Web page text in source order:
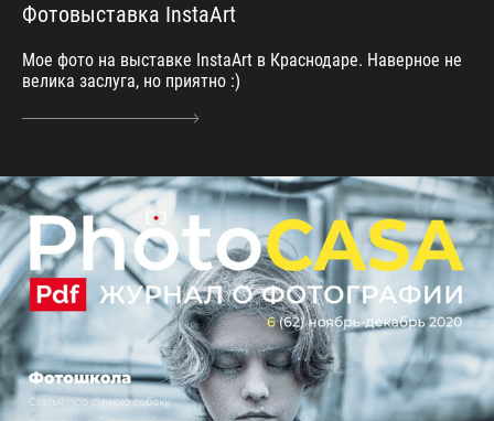
Фотовыставка InstaArt
Мое фото на выставке InstaArt в Краснодаре. Наверное не
велика заслуга, но приятно :)